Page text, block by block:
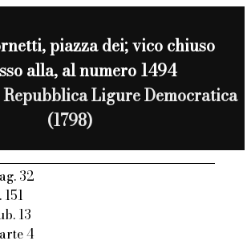
piazza dei; vico chiuso
alla, al numero 1494
Ligure Democratica
(1798)
32
151
13
4